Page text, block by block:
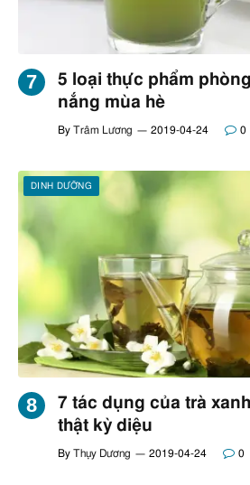
5 loại thực phẩm
nắng mùa hè
By Trâm Lương 2019-04-24 0
DINH DƯỠNG
7 tác dụng của trà
thật kỳ diệu
By Thụy Dương 2019-04-24 0